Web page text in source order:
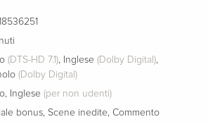
(DTS-HD 7.1) Inglese (Dolby Digital)
(Dolby Digital)
Inglese (per non udenti)
bonus Scene inedite Commento